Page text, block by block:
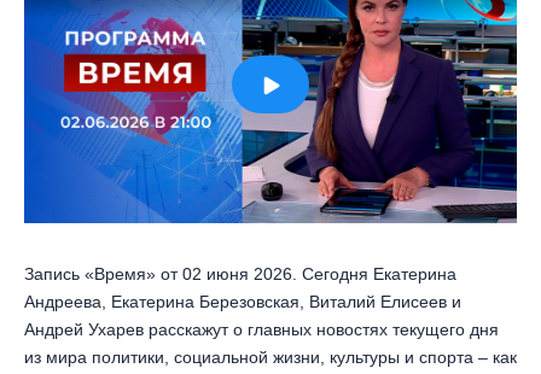
Запись «Время» от 02 июня 2026. Сегодня Екатерина
Андреева, Екатерина Березовская, Виталий Елисеев и
Андрей Ухарев расскажут о главных новостях текущего дня
из мира политики, социальной жизни, культуры и спорта – как